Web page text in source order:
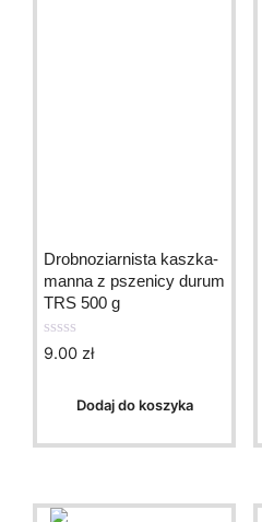
Drobnoziarnista kaszka-
manna z pszenicy durum
TRS 500 g
0
5
9.00 zł
Dodaj do koszyka